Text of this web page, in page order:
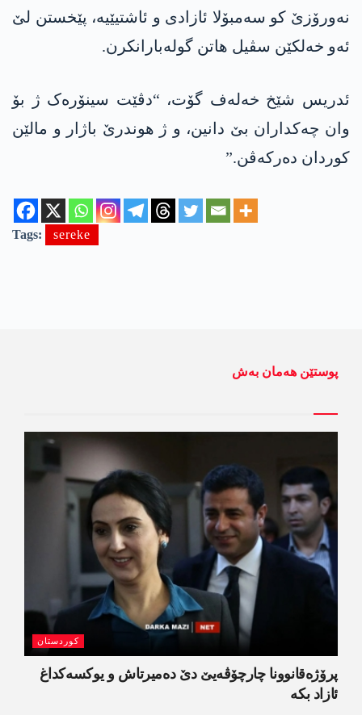
نەورۆزێ کو سەمبۆلا ئازادی و ئاشتیێیە، پێخستن لێ
ئەو خەلکێن سڤیل ھاتن گولەبارانکرن.
ئدریس شێخ خەلەف گۆت، “دڤێت سینۆرەک ژ بۆ
وان چەکداران بێ دانین، و ژ ھوندرێ باژار و مالێن
کوردان دەرکەڤن.”
Tags: sereke
پوستێن ھەمان بەش
کوردستان
پرۆژەقانوونا چارچۆڤەیێ دێ دەمیرتاش و یوکسەکداغ
ئازاد بکە